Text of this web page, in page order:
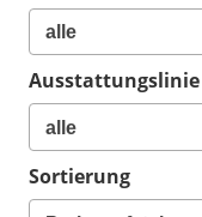
Ausstattungslinie
Sortierung